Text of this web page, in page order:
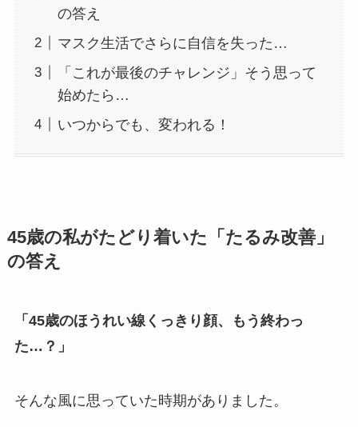
の答え
マスク生活でさらに自信を失った…
「これが最後のチャレンジ」そう思って
始めたら…
いつからでも、変われる！
45歳の私がたどり着いた「たるみ改善」
の答え
「45歳のほうれい線くっきり顔、もう終わっ
た…？」
そんな風に思っていた時期がありました。